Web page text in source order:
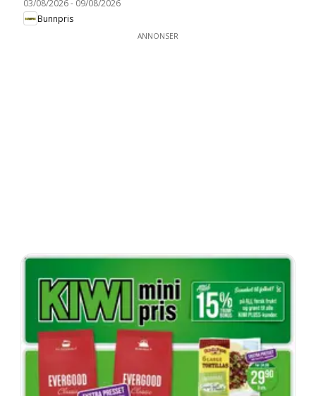
03/08/2026- 09/08/2026
Bunnpris
ANNONSER